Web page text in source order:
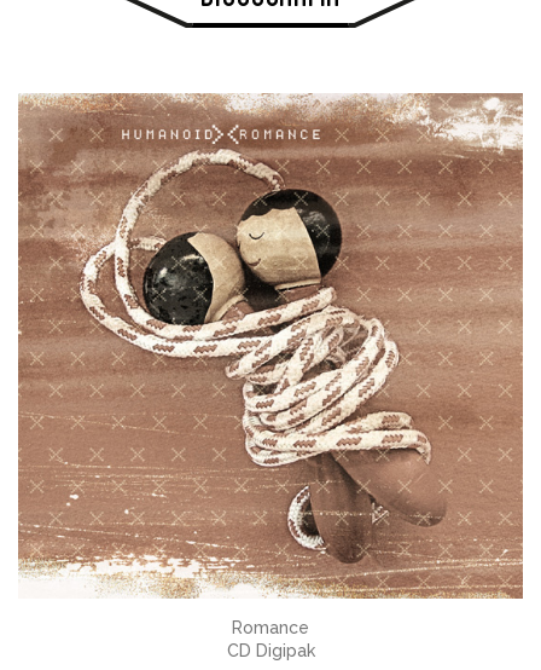
Romance
CD Digipak